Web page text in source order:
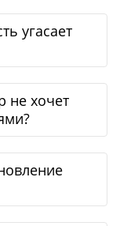
угасает
не хочет